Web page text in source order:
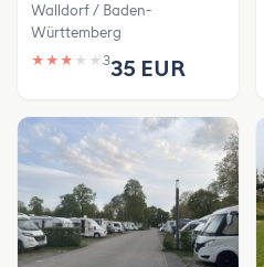
Walldorf / Baden-
Württemberg
★ ★ ★ ★ ★ 335 EUR